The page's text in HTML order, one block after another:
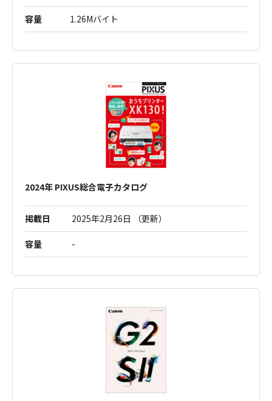
容量 1.26Mバイト
2024年 PIXUS総合電子カタログ
掲載日 2025年2月26日 （更新）
容量 -